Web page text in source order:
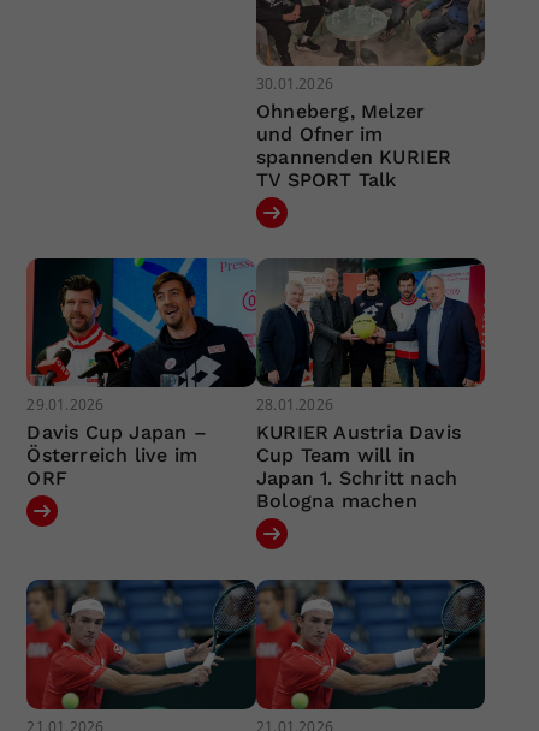
30.01.2026
Ohneberg, Melzer
und Ofner im
spannenden KURIER
TV SPORT Talk
29.01.2026
Davis Cup Japan –
Österreich live im
ORF
28.01.2026
KURIER Austria Davis
Cup Team will in
Japan 1. Schritt nach
Bologna machen
21.01.2026 21.01.2026